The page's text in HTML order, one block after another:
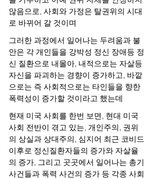
않음으로, 사회와 가정은 탈권위의 시대
로 바뀌어 갈 것이며
그러한 과정에서 일어나는 두려움과 불
안은 각 개인들을 강박성 정신 장애등 정
신 질환으로 내몰아, 내적으로는 자살등
자신을 파괴하는 경향이 증가하고, 바깥
으로는 즉 사회적으로는 타인들을 향한
폭력성이 증가할 것이라고 했는데
현재 미국 사회를 한번 보면, 현대 미국
사회 전반이 겪고 있는, 개인주의, 권위
의 상실과 상대주의, 심지어 최근 코비드
이후로 정신질환자들의 증가와 자살율
의 증가, 그리고 곳곳에서 일어나는 총기
사건들과 폭력 사건의 증가 등 각종 사회